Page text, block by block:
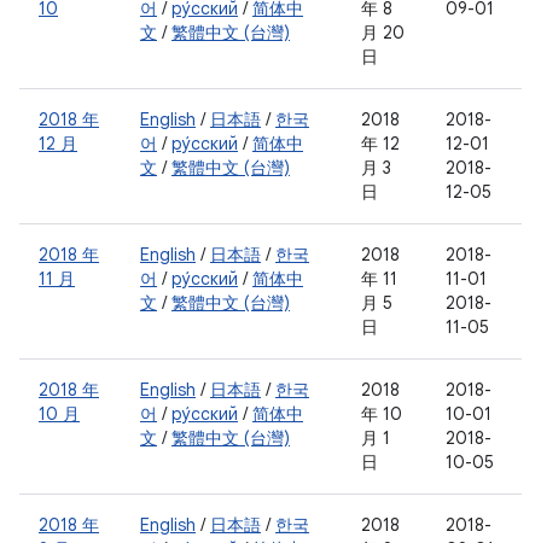
10
어 /ру́сский /简体中
文 /繁體中文 (台灣)
年 8
月 20
日
09-01
2018 年
12 月
English / 日本語 / 한국
어 /ру́сский /简体中
文 /繁體中文 (台灣)
2018
年 12
月 3
日
2018-
12-01
2018-
12-05
2018 年
11 月
English / 日本語 / 한국
어 /ру́сский /简体中
文 /繁體中文 (台灣)
2018
年 11
月 5
日
2018-
11-01
2018-
11-05
2018 年
10 月
English / 日本語 / 한국
어 /ру́сский /简体中
文 /繁體中文 (台灣)
2018
年 10
月 1
日
2018-
10-01
2018-
10-05
2018 年
English / 日本語 / 한국
2018
2018-